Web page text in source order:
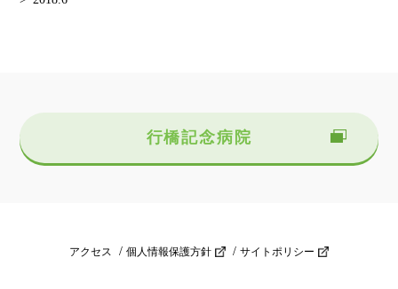
行橋記念病院
アクセス 個人情報保護方針 サイトポリシー